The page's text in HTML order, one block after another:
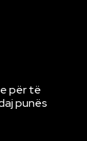
për të
punës